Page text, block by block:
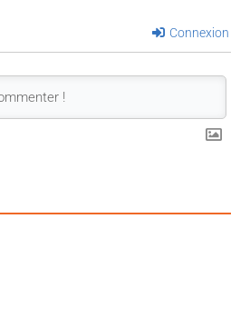
Connexion